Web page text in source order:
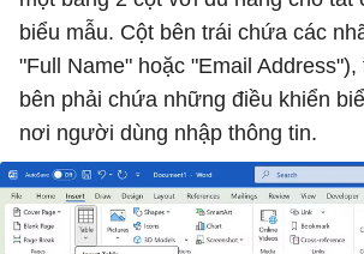
biểu mẫu. Cột bên trái chứa các
"Full Name" hoặc "Email
bên phải chứa những điều khiển
nơi người dùng nhập thông tin.